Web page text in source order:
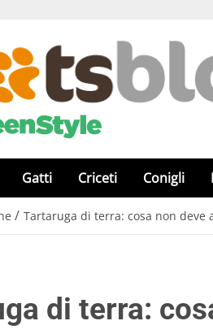
Gatti Criceti Conigli
/ Tartaruga di terra: cosa non deve
di terra: